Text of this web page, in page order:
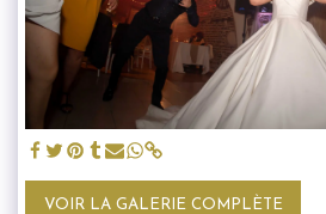
VOIR LA GALERIE COMPLÈTE